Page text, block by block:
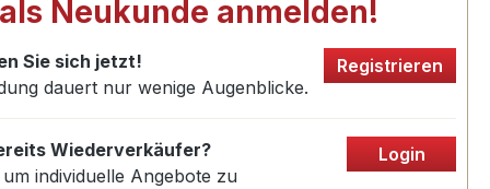
Neukunde anmelden!
Sie sich jetzt!
dauert nur wenige Augenblicke.
Registrieren
Wiederverkäufer?
individuelle Angebote zu
Login